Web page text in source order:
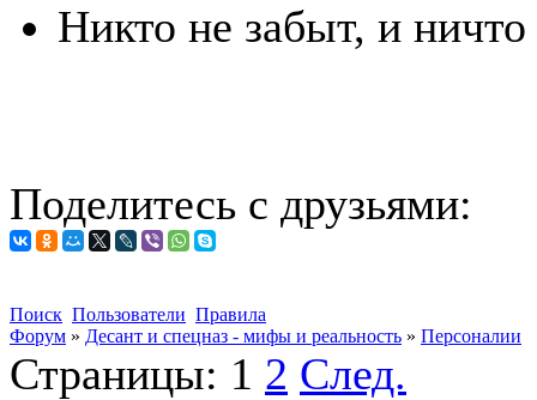
Никто не забыт, и
Поделитесь с друзьями:
Поиск Пользователи Правила
Форум » Десант и спецназ - мифы и реальность » Персоналии
Страницы: 1 2 След.